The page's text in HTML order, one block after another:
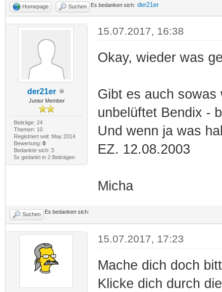
Homepage Suchen Es bedanken sich: der21er
der21er
Junior Member
Beiträge: 24
Themen: 10
Registriert seit: May 2014
Bewertung: 0
Bedankte sich: 3
5x gedankt in 2 Beiträgen
15.07.2017, 16:38
Okay, wieder was
Gibt es auch sowas
unbelüftet Bendix -
Und wenn ja was
EZ. 12.08.2003
Micha
Suchen Es bedanken sich:
15.07.2017, 17:23
Mache dich doch
Klicke dich durch